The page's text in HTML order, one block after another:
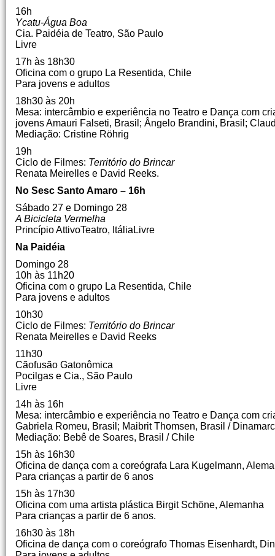
16h
Ycatu-Água Boa
Cia. Paidéia de Teatro, São Paulo
Livre
17h às 18h30
Oficina com o grupo La Resentida, Chile
Para jovens e adultos
18h30 às 20h
Mesa: intercâmbio e experiência no Teatro e Dança com
jovens Amauri Falseti, Brasil; Ângelo Brandini, Brasil;
Mediação: Cristine Röhrig
19h
Ciclo de Filmes: Território do Brincar
Renata Meirelles e David Reeks.
No Sesc Santo Amaro – 16h
Sábado 27 e Domingo 28
A Bicicleta Vermelha
Princípio AttivoTeatro, ItáliaLivre
Na Paidéia
Domingo 28
10h às 11h20
Oficina com o grupo La Resentida, Chile
Para jovens e adultos
10h30
Ciclo de Filmes: Território do Brincar
Renata Meirelles e David Reeks
11h30
Cãofusão Gatonômica
Pocilgas e Cia., São Paulo
Livre
14h às 16h
Mesa: intercâmbio e experiência no Teatro e Dança com
Gabriela Romeu, Brasil; Maibrit Thomsen, Brasil /
Mediação: Bebê de Soares, Brasil / Chile
15h às 16h30
Oficina de dança com a coreógrafa Lara Kugelmann,
Para crianças a partir de 6 anos
15h às 17h30
Oficina com uma artista plástica Birgit Schöne, Alemanha
Para crianças a partir de 6 anos.
16h30 às 18h
Oficina de dança com o coreógrafo Thomas Eisenhardt,